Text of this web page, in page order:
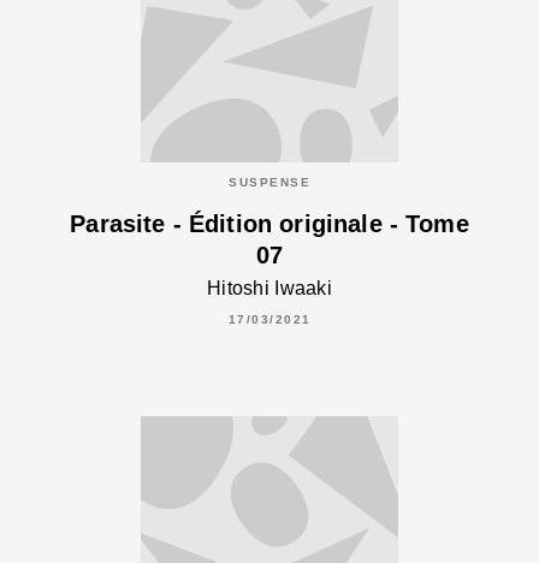
SUSPENSE
Parasite - Édition originale - Tome
07
Hitoshi Iwaaki
17/03/2021